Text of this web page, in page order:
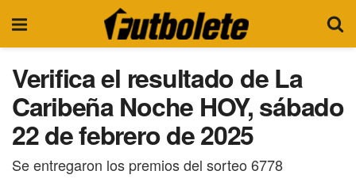
Verifica el resultado de La
Caribeña Noche HOY, sábado
22 de febrero de 2025
Se entregaron los premios del sorteo 6778